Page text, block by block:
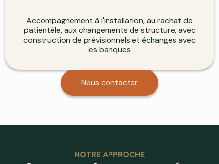
Accompagnement à l'installation, au rachat de
patientèle, aux changements de structure, avec
construction de prévisionnels et échanges avec
les banques.
Nous contacter
NOTRE APPROCHE